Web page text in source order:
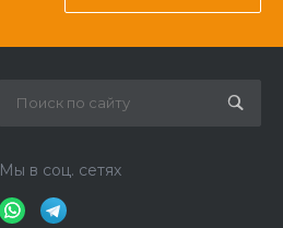
Мы в соц. сетях